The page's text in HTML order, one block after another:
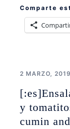
Comparte
2 MARZO, 2019
y
cumin